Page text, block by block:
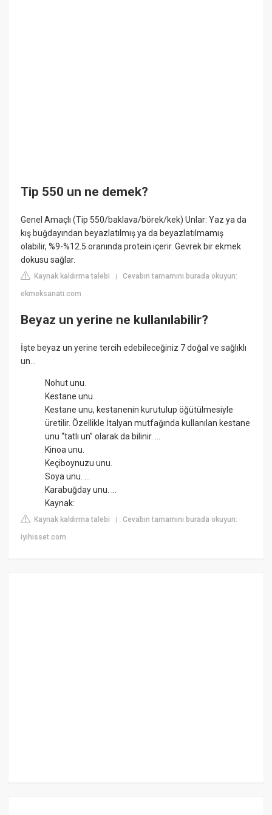
Tip 550 un ne demek?
Genel Amaçlı (Tip 550/baklava/börek/kek) Unlar: Yaz ya da
kış buğdayından beyazlatılmış ya da beyazlatılmamış
olabilir, %9-%12.5 oranında protein içerir. Gevrek bir ekmek
dokusu sağlar.
Kaynak kaldırma talebi |Cevabın tamamını burada okuyun:
ekmeksanati.com
Beyaz un yerine ne kullanılabilir?
İşte beyaz un yerine tercih edebileceğiniz 7 doğal ve sağlıklı
un...
Nohut unu.
Kestane unu.
Kestane unu, kestanenin kurutulup öğütülmesiyle
üretilir. Özellikle İtalyan mutfağında kullanılan kestane
unu “tatlı un” olarak da bilinir. ...
Kinoa unu.
Keçiboynuzu unu.
Soya unu. ...
Karabuğday unu. ...
Kaynak:
Kaynak kaldırma talebi |Cevabın tamamını burada okuyun:
iyihisset.com